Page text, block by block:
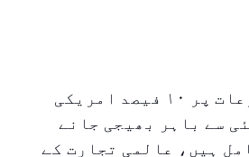
یو اے ای کی مصنوعات پر ۱۰ فیصد امریکی
سے باہر بھیجی جانے
ہیں، عالمی تجارت کے